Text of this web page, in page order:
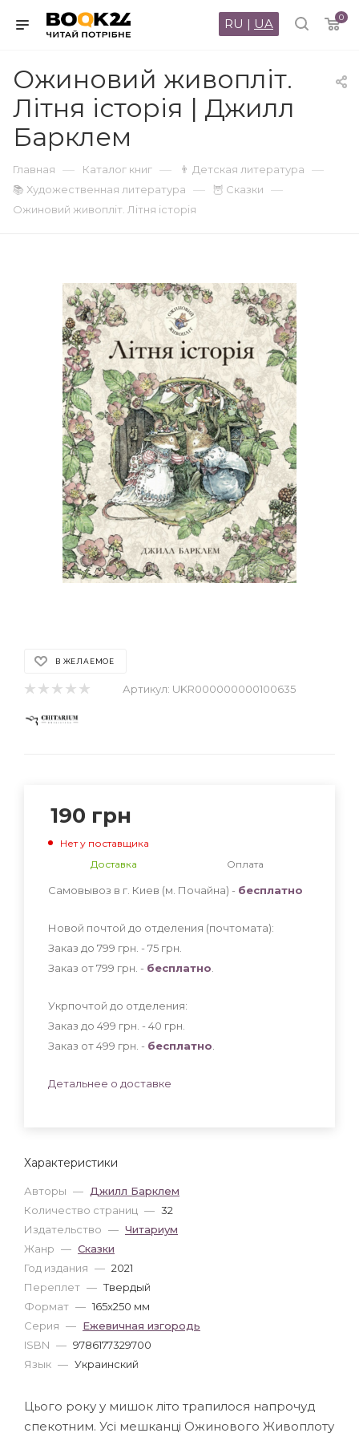
0
RU | UA
Ожиновий живопліт.
Літня історія | Джилл
Барклем
Главная — Каталог книг — 👨 Детская литература —
📚 Художественная литература — 🦉 Сказки —
Ожиновий живопліт. Літня історія
В ЖЕЛАЕМОЕ
Артикул: UKR000000000100635
Характеристики
Авторы — Джилл Барклем
Количество страниц — 32
Издательство — Читариум
Жанр — Сказки
Год издания — 2021
Переплет — Твердый
Формат — 165x250 мм
Серия — Ежевичная изгородь
ISBN — 9786177329700
Язык — Украинский
190 грн
Нет у поставщика
Доставка
Оплата
Самовывоз в г. Киев (м. Почайна) - бесплатно
Новой почтой до отделения (почтомата):
Заказ до 799 грн. - 75 грн
Заказ от 799 грн. - бесплатно
Укрпочтой до отделения:
Заказ до 499 грн. - 40 грн
Заказ от 499 грн. - бесплатно
Детальнее о доставке
Цього року у мишок літо трапилося напрочуд
спекотним. Усі мешканці Ожинового Живоплоту